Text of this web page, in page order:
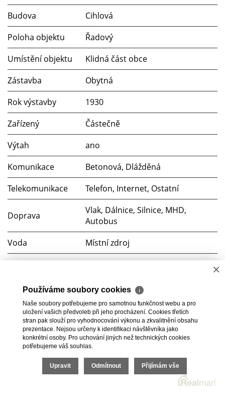
Budova
Cihlová
Poloha objektu
Řadový
Umístění objektu
Klidná část obce
Zástavba
Obytná
Rok výstavby
1930
Zařízený
Částečně
Výtah
ano
Komunikace
Betonová, Dlážděná
Telekomunikace
Telefon, Internet, Ostatní
Doprava
Vlak, Dálnice, Silnice, MHD,
Autobus
Voda
Místní zdroj
Plyn
Plynovod
Odpad
Veřejná kanalizace
2026 © Bc. Michaela Pelešková, všechna práva vyhrazena |
Ochrana oznamovatelů
Cookies
Realitní SWRealman
×
Používáme soubory cookies ℹ
Naše soubory potřebujeme pro samotnou funkčnost webu a pro
uložení vašich předvoleb při jeho procházení. Cookies třetích
stran pak slouží pro vyhodnocování výkonu a zkvalitnění obsahu
prezentace. Nejsou určeny k identifikaci návštěvníka jako
konkrétní osoby. Pro uchování jiných než technických cookies
potřebujeme váš souhlas.
Upravit Odmítnout Přijímám vše